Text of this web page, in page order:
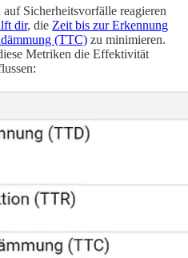
Sicherheitsvorfälle reagieren
dir, die Zeit bis zur Erkennung
(TTC) zu minimieren.
Metriken die Effektivität